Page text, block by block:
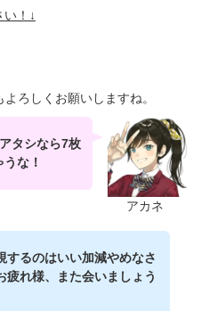
！↓
ろしくお願いしますね。
アカネ
タシなら7枚
な！
するのはいい加減やめなさ
疲れ様、また会いましょう